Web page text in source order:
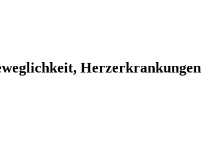
Herzerkrankungen